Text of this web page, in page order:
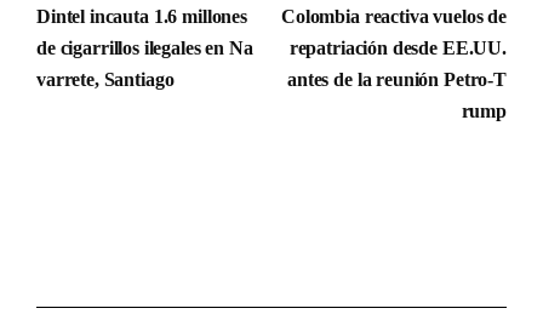
Dintel incauta 1.6 millones
de cigarrillos ilegales en Na
varrete, Santiago
Colombia reactiva vuelos de
repatriación desde EE.UU.
antes de la reunión Petro-T
rump